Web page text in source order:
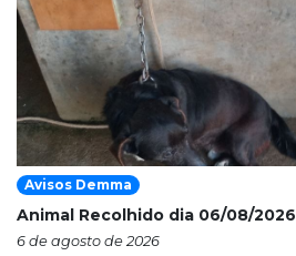
Avisos Demma
Animal Recolhido dia 06/08/2026
6 de agosto de 2026